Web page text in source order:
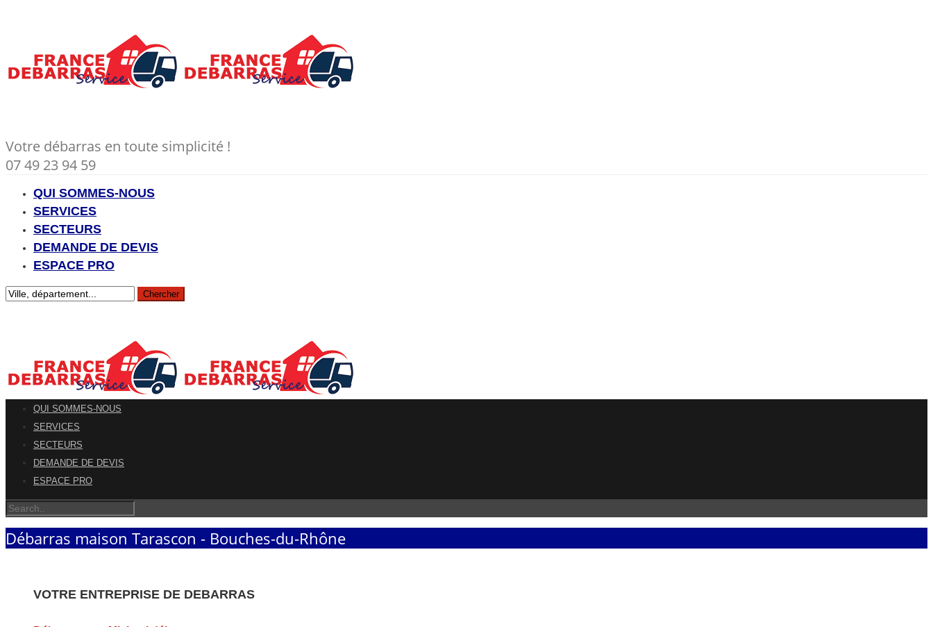
Votre débarras en toute simplicité !
07 49 23 94 59
QUI SOMMES-NOUS
SERVICES
SECTEURS
DEMANDE DE DEVIS
ESPACE PRO
QUI SOMMES-NOUS
SERVICES
SECTEURS
DEMANDE DE DEVIS
ESPACE PRO
Débarras maison Tarascon - Bouches-du-Rhône
VOTRE ENTREPRISE DE DEBARRAS